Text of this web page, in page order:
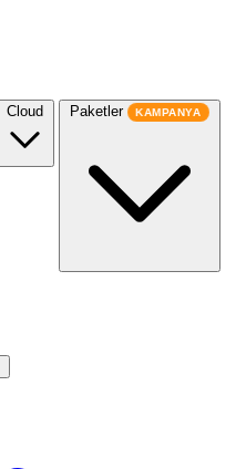
Cloud Paketler KAMPANYA